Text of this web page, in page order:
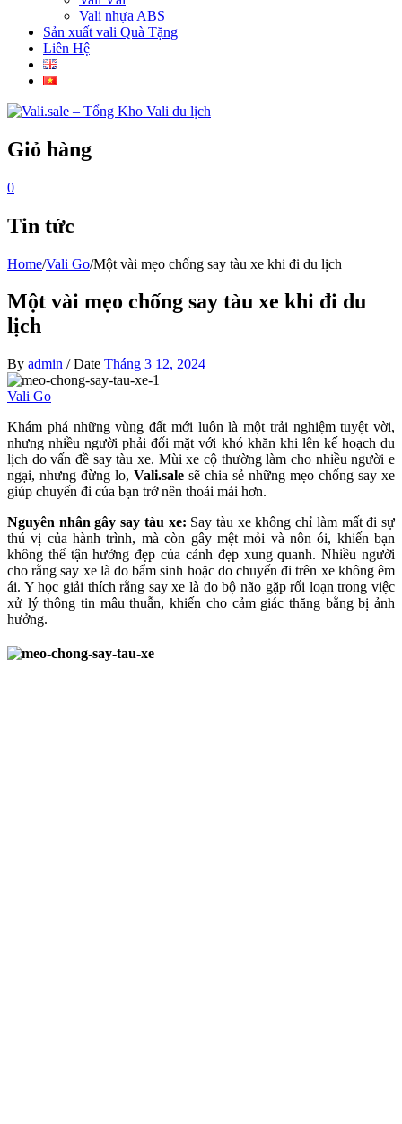
Vali nhựa ABS
Sản xuất vali Quà Tặng
Liên Hệ
Giỏ hàng
0
Tin tức
Home/Vali Go/Một vài mẹo chống say tàu xe khi đi du lịch
Một vài mẹo chống say tàu xe khi đi du
lịch
By admin / Date Tháng 3 12, 2024
Vali Go
Khám phá những vùng đất mới luôn là một trải nghiệm tuyệt vời,
nhưng nhiều người phải đối mặt với khó khăn khi lên kế hoạch du
lịch do vấn đề say tàu xe. Mùi xe cộ thường làm cho nhiều người e
ngại, nhưng đừng lo, Vali.sale sẽ chia sẻ những mẹo chống say xe
giúp chuyến đi của bạn trở nên thoải mái hơn.
Nguyên nhân gây say tàu xe: Say tàu xe không chỉ làm mất đi sự
thú vị của hành trình, mà còn gây mệt mỏi và nôn ói, khiến bạn
không thể tận hưởng đẹp của cảnh đẹp xung quanh. Nhiều người
cho rằng say xe là do bẩm sinh hoặc do chuyến đi trên xe không êm
ái. Y học giải thích rằng say xe là do bộ não gặp rối loạn trong việc
xử lý thông tin mâu thuẫn, khiến cho cảm giác thăng bằng bị ảnh
hưởng.